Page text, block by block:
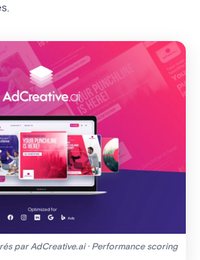
par AdCreative.ai · Performance scoring